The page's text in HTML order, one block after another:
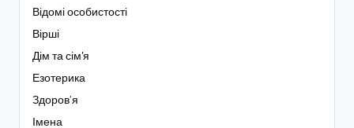
Відомі особистості
Вірші
Дім та сім'я
Езотерика
Здоров’я
Імена